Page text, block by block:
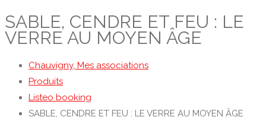
SABLE, CENDRE ET FEU : LE
VERRE AU MOYEN ÂGE
Chauvigny, Mes associations
Produits
Listeo booking
SABLE, CENDRE ET FEU : LE VERRE AU MOYEN ÂGE